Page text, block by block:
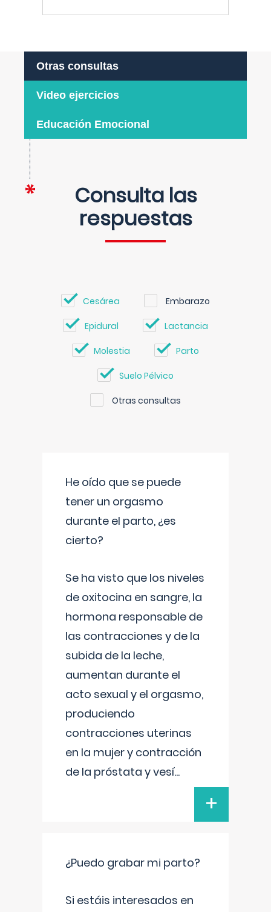
Otras consultas
Video ejercicios
Educación Emocional
Consulta las
respuestas
Cesárea Embarazo
Epidural Lactancia
Molestia Parto
Suelo Pélvico
Otras consultas
He oído que se puede
tener un orgasmo
durante el parto, ¿es
cierto?
Se ha visto que los niveles
de oxitocina en sangre, la
hormona responsable de
las contracciones y de la
subida de la leche,
aumentan durante el
acto sexual y el orgasmo,
produciendo
contracciones uterinas
en la mujer y contracción
de la próstata y vesí...
+
¿Puedo grabar mi parto?
Si estáis interesados en